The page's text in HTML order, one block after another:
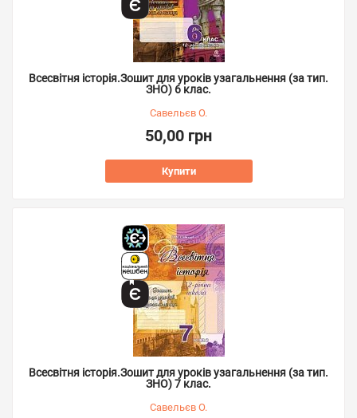
Всесвітня історія.Зошит для уроків узагальнення (за тип.
ЗНО) 6 клас.
Савельєв О.
50,00 грн
Купити
Всесвітня історія.Зошит для уроків узагальнення (за тип.
ЗНО) 7 клас.
Савельєв О.